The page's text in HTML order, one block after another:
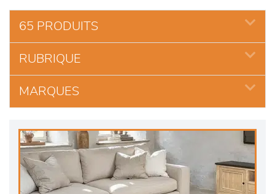
65 PRODUITS
RUBRIQUE
MARQUES